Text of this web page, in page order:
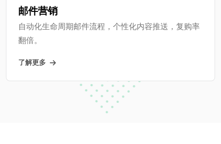
邮件营销
自动化生命周期邮件流程，个性化内容推送，复购率
翻倍。
了解更多